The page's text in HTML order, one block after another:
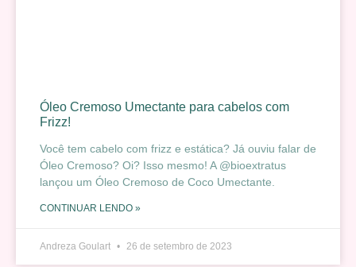
Óleo Cremoso Umectante para cabelos com
Frizz!
Você tem cabelo com frizz e estática? Já ouviu falar de
Óleo Cremoso? Oi? Isso mesmo! A @bioextratus
lançou um Óleo Cremoso de Coco Umectante.
CONTINUAR LENDO »
Andreza Goulart 26 de setembro de 2023